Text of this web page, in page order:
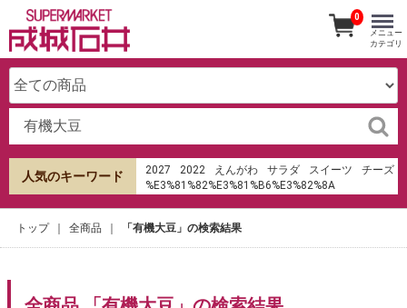
人気のキーワード 2027 2022 えんがわ サラダ スイーツ
チーズ
%E3%81%82%E3%81%B6%E3%82%8A
オードブル
成城石井
hu%E1%BB%B7 sms th%E1%BA%BB t%C3%ADn
生春巻き
寿司 みりん 餃子の皮
0
メニュー
カテゴリ
トップ 全商品 「有機大豆」の検索結果